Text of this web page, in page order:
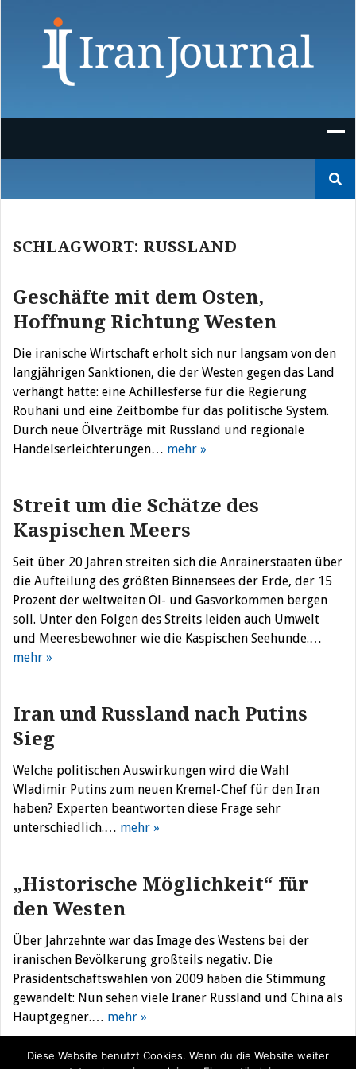
nach:
SCHLAGWORT: RUSSLAND
Geschäfte mit dem Osten,
Hoffnung Richtung Westen
Die iranische Wirtschaft erholt sich nur langsam von den
langjährigen Sanktionen, die der Westen gegen das Land
verhängt hatte: eine Achillesferse für die Regierung
Rouhani und eine Zeitbombe für das politische System.
Durch neue Ölverträge mit Russland und regionale
Handelserleichterungen… mehr »
Streit um die Schätze des
Kaspischen Meers
Seit über 20 Jahren streiten sich die Anrainerstaaten über
die Aufteilung des größten Binnensees der Erde, der 15
Prozent der weltweiten Öl- und Gasvorkommen bergen
soll. Unter den Folgen des Streits leiden auch Umwelt
und Meeresbewohner wie die Kaspischen Seehunde.…
mehr »
Iran und Russland nach Putins
Sieg
Welche politischen Auswirkungen wird die Wahl
Wladimir Putins zum neuen Kremel-Chef für den Iran
haben? Experten beantworten diese Frage sehr
unterschiedlich.… mehr »
„Historische Möglichkeit“ für
den Westen
Über Jahrzehnte war das Image des Westens bei der
iranischen Bevölkerung großteils negativ. Die
Präsidentschaftswahlen von 2009 haben die Stimmung
gewandelt: Nun sehen viele Iraner Russland und China als
Hauptgegner.… mehr »
Diese Website benutzt Cookies. Wenn du die Website weiter